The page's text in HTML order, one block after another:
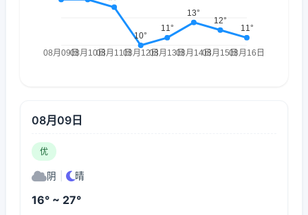
08月09日
优
阴 晴
16° ~ 27°